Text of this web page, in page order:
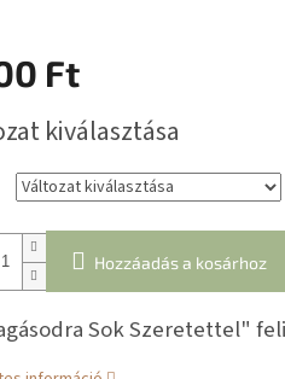
Ft
kiválasztása
Hozzáadás a kosárhoz
Sok Szeretettel"